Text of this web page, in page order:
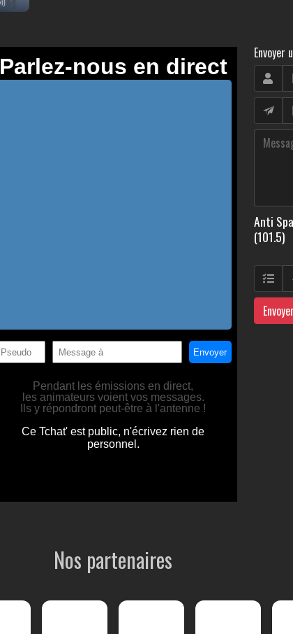
Envoyer
Anti
(101.5)
Envoyer
Nos partenaires